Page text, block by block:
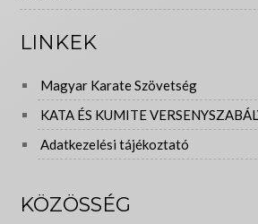
LINKEK
Magyar Karate Szövetség
KATA ÉS KUMITE
Adatkezelési tájékoztató
KÖZÖSSÉG